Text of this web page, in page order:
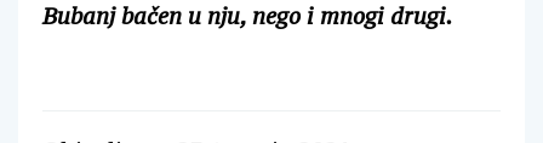
Bubanj bačen u nju, nego i mnogi drugi.